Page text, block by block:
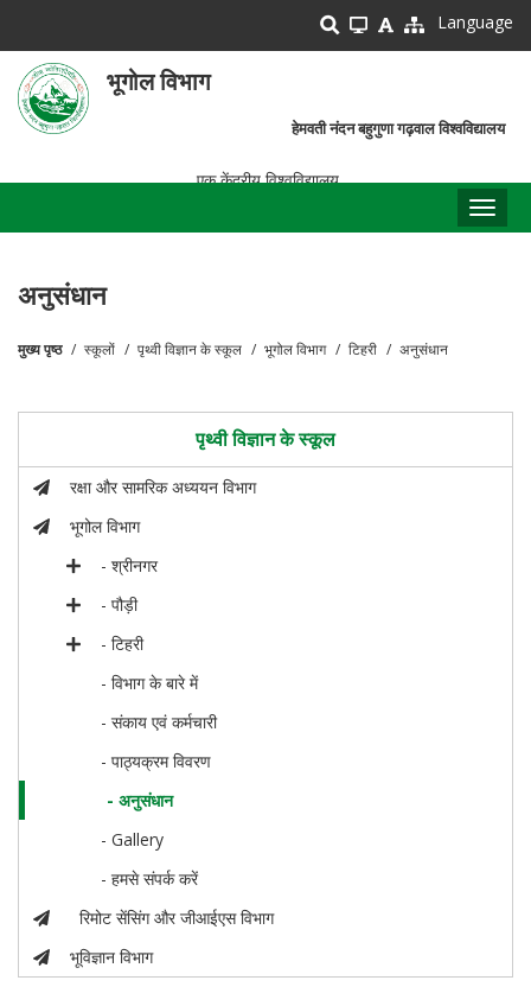
main
content
Language
भूगोल विभाग
हेमवती नंदन बहुगुणा गढ़वाल विश्वविद्यालय
एक केंद्रीय विश्वविद्यालय
अनुसंधान
मुख्य पृष्ठ स्कूलों पृथ्वी विज्ञान के स्कूल भूगोल विभाग टिहरी अनुसंधान
पृथ्वी विज्ञान के स्कूल
रक्षा और सामरिक अध्ययन विभाग
भूगोल विभाग
- श्रीनगर
- पौड़ी
- टिहरी
- विभाग के बारे में
- संकाय एवं कर्मचारी
- पाठ्यक्रम विवरण
- अनुसंधान
- Gallery
- हमसे संपर्क करें
रिमोट सेंसिंग और जीआईएस विभाग
भूविज्ञान विभाग